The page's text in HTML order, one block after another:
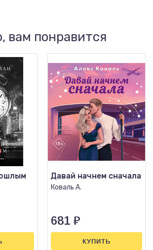
вам понравится
Давай начнем сначала
Коваль А.
681 ₽
КУПИТЬ